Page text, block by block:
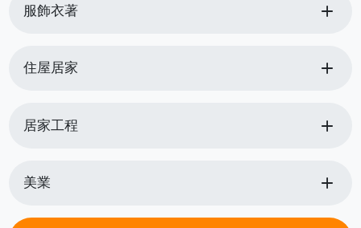
服飾衣著 add
住屋居家 add
居家工程 add
美業 add